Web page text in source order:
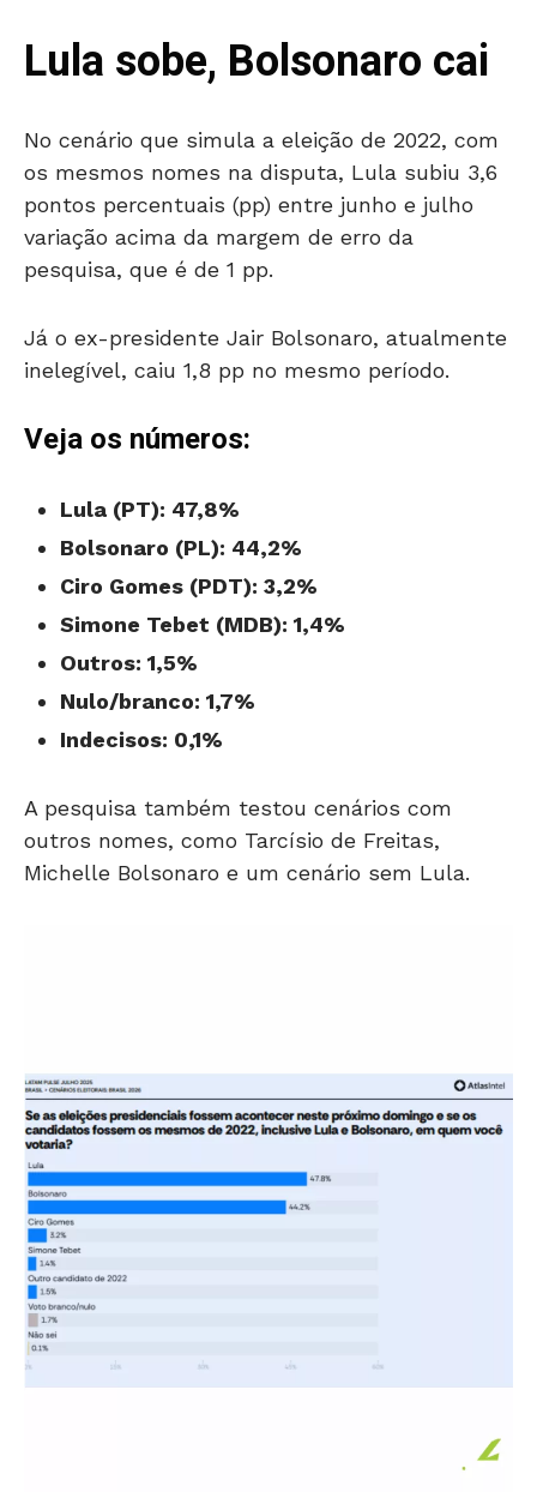
Lula sobe, Bolsonaro cai
No cenário que simula a eleição de 2022, com
os mesmos nomes na disputa, Lula subiu 3,6
pontos percentuais (pp) entre junho e julho
variação acima da margem de erro da
pesquisa, que é de 1 pp.
Já o ex-presidente Jair Bolsonaro, atualmente
inelegível, caiu 1,8 pp no mesmo período.
Veja os números:
Lula (PT): 47,8%
Bolsonaro (PL): 44,2%
Ciro Gomes (PDT): 3,2%
Simone Tebet (MDB): 1,4%
Outros: 1,5%
Nulo/branco: 1,7%
Indecisos: 0,1%
A pesquisa também testou cenários com
outros nomes, como Tarcísio de Freitas,
Michelle Bolsonaro e um cenário sem Lula.